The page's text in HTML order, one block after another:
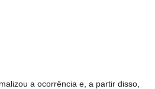
a ocorrência e, a partir disso,